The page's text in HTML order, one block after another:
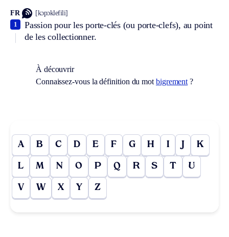
FR [kɔpɔklefili]
Passion pour les porte-clés (ou porte-clefs), au point
de les collectionner.
1
À découvrir
Connaissez-vous la définition du mot bigrement ?
A B C D E F G H I J K
L M N O P Q R S T U
V W X Y Z